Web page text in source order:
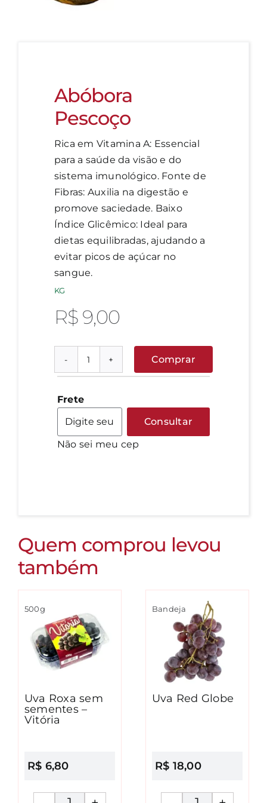
Abóbora
Pescoço
Rica em Vitamina A: Essencial
para a saúde da visão e do
sistema imunológico. Fonte de
Fibras: Auxilia na digestão e
promove saciedade. Baixo
Índice Glicêmico: Ideal para
dietas equilibradas, ajudando a
evitar picos de açúcar no
sangue.
KG
R$9,00
Comprar
Frete
Consultar
Não sei meu cep
Quem comprou levou
também
500g
Uva Roxa sem
sementes –
Vitória
R$ 6,80
Bandeja
Uva Red Globe
R$ 18,00